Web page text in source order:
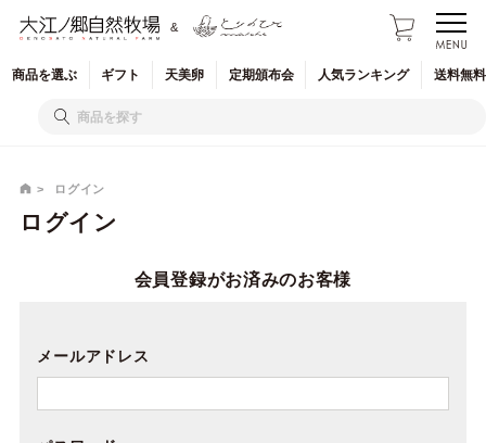
&
商品を選ぶ ギフト 天美卵 定期頒布会 人気ランキング 送料無
ログイン
ログイン
会員登録がお済みのお客様
メールアドレス